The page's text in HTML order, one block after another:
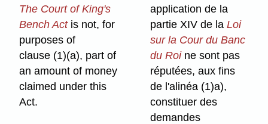
The Court of King's
Bench Act is not, for
purposes of
clause (1)⁠(a), part of
an amount of money
claimed under this
Act.
application de la
partie XIV de la Loi
sur la Cour du Banc
du Roi ne sont pas
réputées, aux fins
de l'alinéa (1)a),
constituer des
demandes